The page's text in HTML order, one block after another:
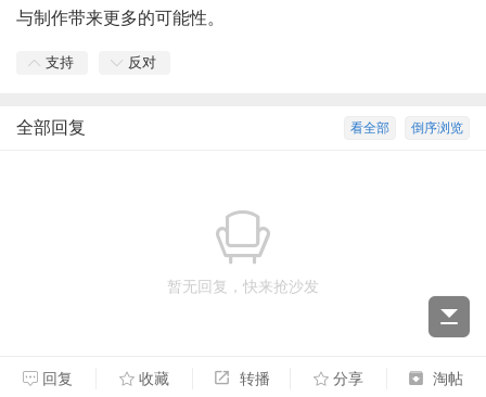
与制作带来更多的可能性。
支持 反对
倒序浏览
看全部
全部回复
暂无回复，快来抢沙发
回复 收藏 转播 分享 淘帖